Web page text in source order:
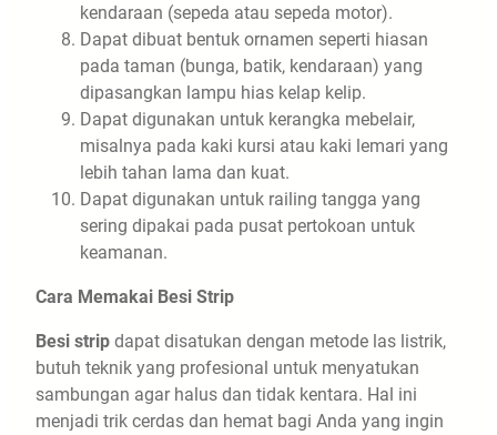
kendaraan (sepeda atau sepeda motor).
Dapat dibuat bentuk ornamen seperti hiasan
pada taman (bunga, batik, kendaraan) yang
dipasangkan lampu hias kelap kelip.
Dapat digunakan untuk kerangka mebelair,
misalnya pada kaki kursi atau kaki lemari yang
lebih tahan lama dan kuat.
Dapat digunakan untuk railing tangga yang
sering dipakai pada pusat pertokoan untuk
keamanan.
Cara Memakai Besi Strip
Besi strip dapat disatukan dengan metode las listrik,
butuh teknik yang profesional untuk menyatukan
sambungan agar halus dan tidak kentara. Hal ini
menjadi trik cerdas dan hemat bagi Anda yang ingin